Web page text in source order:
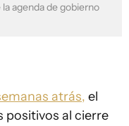
agenda de gobierno
atrás, el
positivos al cierre